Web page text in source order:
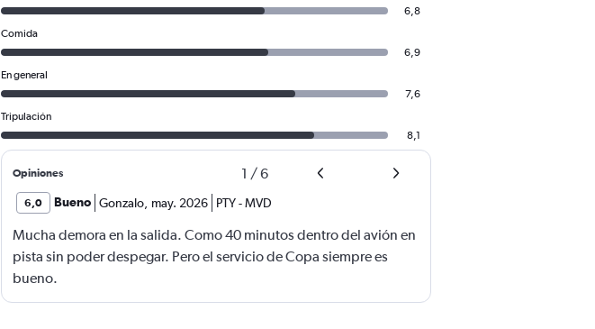
6,8
Comida
6,9
En general
7,6
Tripulación
8,1
Opiniones 1 /6
6,0 Bueno Gonzalo may. 2026 PTY-MVD
Mucha demora en la salida. Como 40 minutos dentro del avión en
pista sin poder despegar. Pero el servicio de Copa siempre es
bueno.